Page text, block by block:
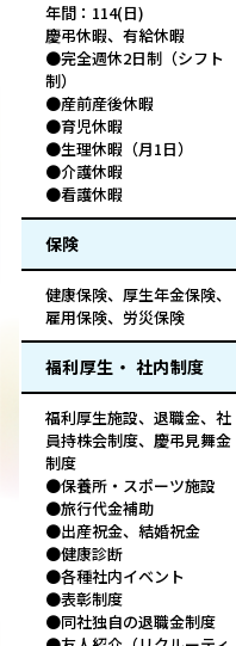
年間：114(日)
慶弔休暇、有給休暇
●完全週休2日制（シフト
制）
●産前産後休暇
●育児休暇
●生理休暇（月1日）
●介護休暇
●看護休暇
保険
健康保険、厚生年金保険、
雇用保険、労災保険
福利厚生・ 社内制度
福利厚生施設、退職金、社
員持株会制度、慶弔見舞金
制度
●保養所・スポーツ施設
●旅行代金補助
●出産祝金、結婚祝金
●健康診断
●各種社内イベント
●表彰制度
●同社独自の退職金制度